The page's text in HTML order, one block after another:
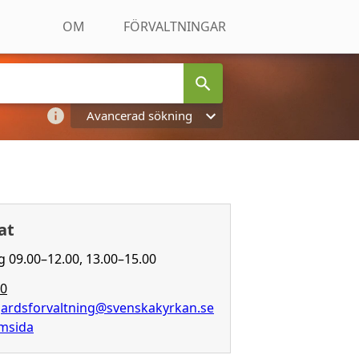
OM FÖRVALTNINGAR
Avancerad sökning
13.00–15.00